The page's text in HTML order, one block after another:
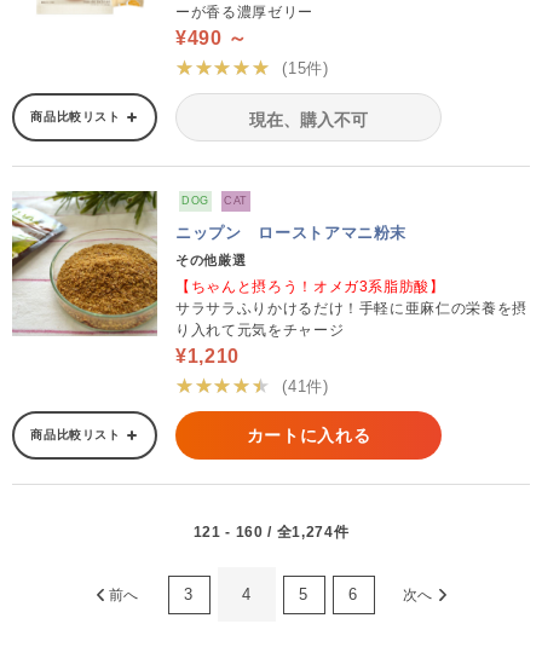
ーが香る濃厚ゼリー
¥490 ～
★★★★★
(15件)
商品比較リスト 現在、購入不可
DOG CAT
ニップン ローストアマニ粉末
その他厳選
【ちゃんと摂ろう！オメガ3系脂肪酸】
サラサラふりかけるだけ！手軽に亜麻仁の栄養を摂
り入れて元気をチャージ
¥1,210
★★★★★
(41件)
商品比較リスト カートに入れる
121 - 160 / 全1,274件
前へ 3 4 5 6 次へ